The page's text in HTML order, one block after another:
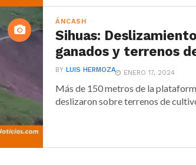
ÁNCASH
Sihuas:
ganados y terrenos
BYLUIS HERMOZA ENERO 17, 2024
Más de 150 metros de la
deslizaron sobre terrenos de